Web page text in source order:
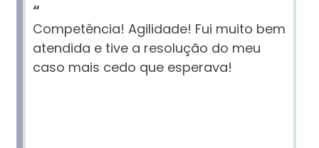
“
Competência! Agilidade! Fui muito bem
atendida e tive a resolução do meu
caso mais cedo que esperava!